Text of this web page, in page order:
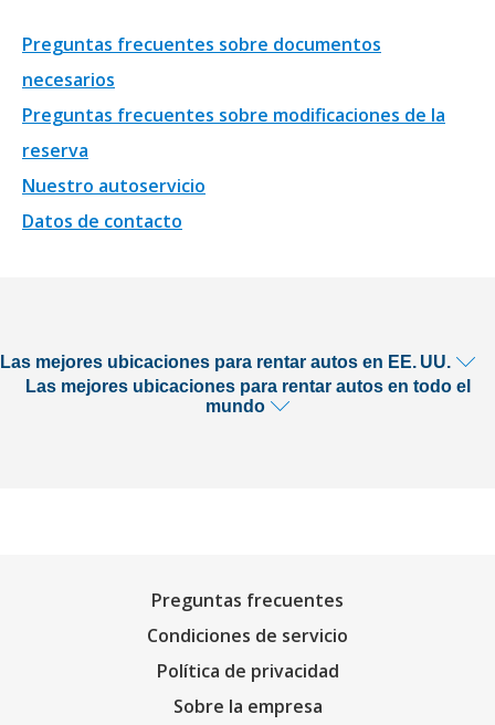
Preguntas frecuentes sobre documentos
necesarios
Preguntas frecuentes sobre modificaciones de la
reserva
Nuestro autoservicio
Datos de contacto
Las mejores ubicaciones para rentar autos en EE. UU.
Las mejores ubicaciones para rentar autos en todo el
mundo
Preguntas frecuentes
Condiciones de servicio
Política de privacidad
Sobre la empresa